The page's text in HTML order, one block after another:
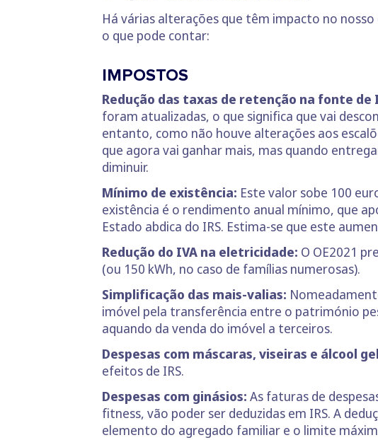
Há várias alterações que têm impacto no nosso
o que pode contar:
IMPOSTOS
Redução das taxas de retenção na fonte de
foram atualizadas, o que significa que vai
entanto, como não houve alterações aos
que agora vai ganhar mais, mas quando
diminuir.
Mínimo de existência: Este valor sobe 100
existência é o rendimento anual mínimo, que
Estado abdica do IRS. Estima-se que este
Redução do IVA na eletricidade: O OE2021
(ou 150 kWh, no caso de famílias numerosas).
Simplificação das mais-valias:
imóvel pela transferência entre o património
aquando da venda do imóvel a terceiros.
Despesas com máscaras, viseiras e álcool
efeitos de IRS.
Despesas com ginásios: As faturas de
fitness, vão poder ser deduzidas em IRS. A
elemento do agregado familiar e o limite